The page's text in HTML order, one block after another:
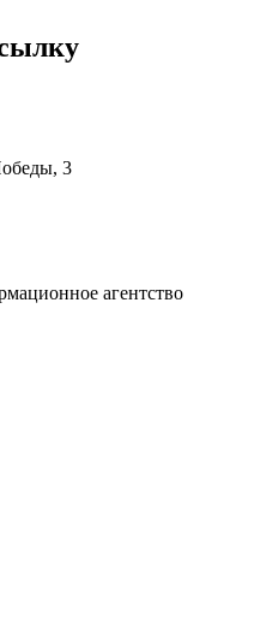
3
агентство